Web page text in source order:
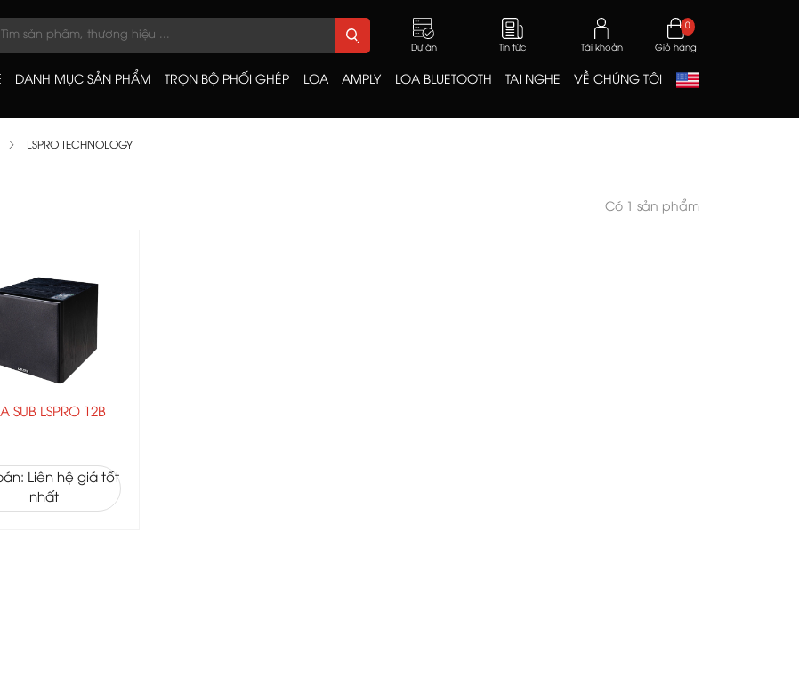
Dự án Tin tức Tài khoản Giỏ hàng
0
DANH MỤC SẢN PHẨM TRỌN BỘ PHỐI GHÉP LOA AMPLY LOA BLUETOOTH TAI NGHE VỀ CHÚNG TÔI
LSPRO TECHNOLOGY
Có 1 sản phẩm
SUB LSPRO 12B
Liên hệ giá tốt
nhất